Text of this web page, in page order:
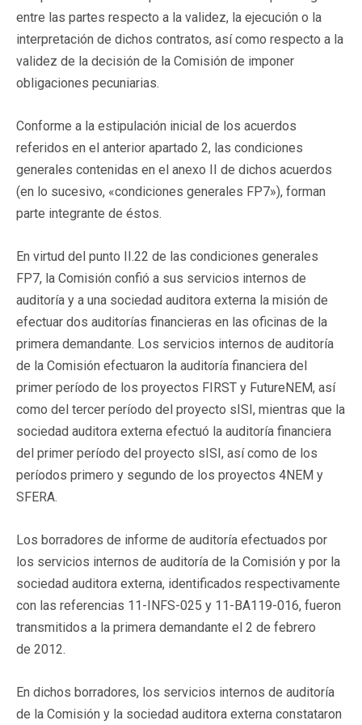
entre las partes respecto a la validez, la ejecución o la
interpretación de dichos contratos, así como respecto a la
validez de la decisión de la Comisión de imponer
obligaciones pecuniarias.
Conforme a la estipulación inicial de los acuerdos
referidos en el anterior apartado 2, las condiciones
generales contenidas en el anexo II de dichos acuerdos
(en lo sucesivo, «condiciones generales FP7»), forman
parte integrante de éstos.
En virtud del punto II.22 de las condiciones generales
FP7, la Comisión confió a sus servicios internos de
auditoría y a una sociedad auditora externa la misión de
efectuar dos auditorías financieras en las oficinas de la
primera demandante. Los servicios internos de auditoría
de la Comisión efectuaron la auditoría financiera del
primer período de los proyectos FIRST y FutureNEM, así
como del tercer período del proyecto sISI, mientras que la
sociedad auditora externa efectuó la auditoría financiera
del primer período del proyecto sISI, así como de los
períodos primero y segundo de los proyectos 4NEM y
SFERA.
Los borradores de informe de auditoría efectuados por
los servicios internos de auditoría de la Comisión y por la
sociedad auditora externa, identificados respectivamente
con las referencias 11-INFS-025 y 11-BA119-016, fueron
transmitidos a la primera demandante el 2 de febrero
de 2012.
En dichos borradores, los servicios internos de auditoría
de la Comisión y la sociedad auditora externa constataron